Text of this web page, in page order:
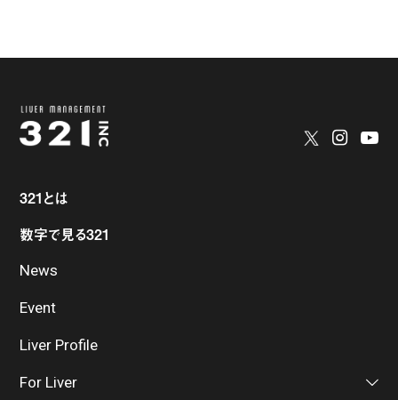
321とは
数字で見る321
News
Event
Liver Profile
For Liver